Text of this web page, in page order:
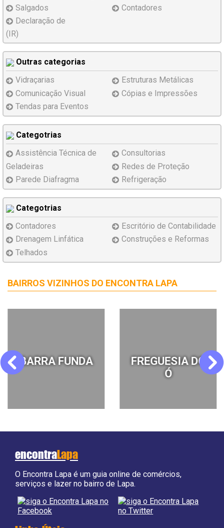
Salgados
Contadores
Declaração de
(IR)
Outras categorias
Vidraçarias
Estruturas Metálicas
Comunicação Visual
Cópias e Impressões
Tendas para Eventos
Categotrias
Assistência Técnica de
Geladeiras
Consultorias
Redes de Proteção
Parede Diafragma
Refrigeração
Categotrias
Contadores
Escritório de Contabilidade
Drenagem Linfática
Construções e Reformas
Telhados
BAIRROS VIZINHOS DO ENCONTRA LAPA
PreviousBARRA FUNDA
FREGUESIA DO
Ó
Next
encontraLapa
O Encontra Lapa é um guia online de comércios,
serviços e lazer no bairro de Lapa.